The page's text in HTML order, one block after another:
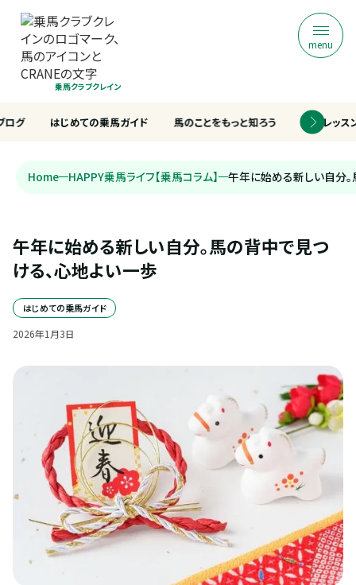
乗馬クラブクレイン
menu
はじめての乗馬ガイド 馬のことをもっと知ろう 乗馬レッス
ログ
Home HAPPY乗馬ライフ【乗馬コラム】 午年に始める新しい自分
午年に始める新しい自分。馬の背中で見つ
ける、心地よい一歩
はじめての乗馬ガイド
2026年1 月3日